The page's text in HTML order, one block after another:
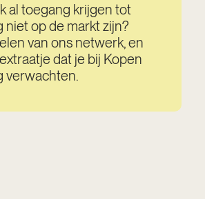
al toegang krijgen tot
op de markt zijn?
van ons netwerk, en
dat je bij Kopen
verwachten.